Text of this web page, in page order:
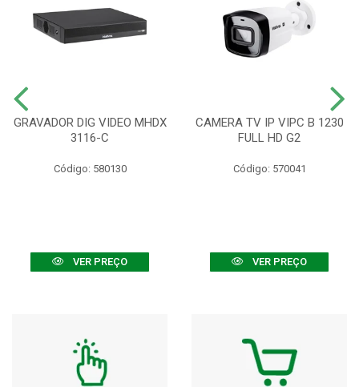
GRAVADOR DIG VIDEO MHDX
3116-C
Código: 580130
VER PREÇO
CAMERA TV IP VIPC B 1230
FULL HD G2
Código: 570041
VER PREÇO